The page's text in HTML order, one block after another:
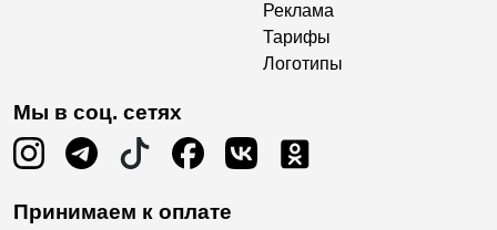
Реклама
Тарифы
Логотипы
Мы в соц. сетях
Принимаем к оплате